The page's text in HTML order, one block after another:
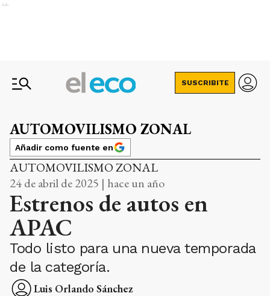
Ads
SUSCRIBITE
AUTOMOVILISMO ZONAL
Añadir como fuente en
AUTOMOVILISMO ZONAL
24 de abril de 2025 | hace un año
Estrenos de autos en
APAC
Todo listo para una nueva temporada
de la categoría.
Luis Orlando Sánchez